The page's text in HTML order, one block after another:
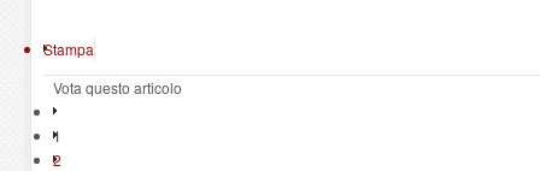
Stampa
Vota questo articolo
1
2